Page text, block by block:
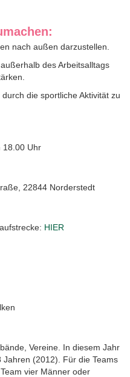
nach außen darzustellen.
des Arbeitsalltags
die sportliche Aktivität zu
18.00 Uhr
22844 Norderstedt
HIER
Vereine. In diesem Jahr
(2012). Für die Teams
vier Männer oder